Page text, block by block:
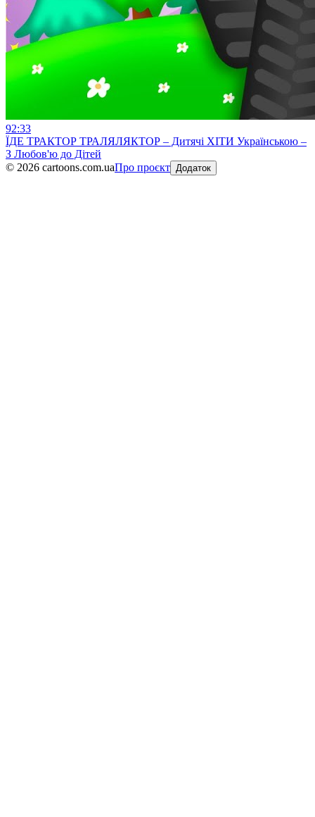
92:33
ЇДЕ ТРАКТОР ТРАЛЯЛЯКТОР – Дитячі ХІТИ Українською –
З Любов'ю до Дітей
© 2026 cartoons.com.uaПро проєкт Додаток